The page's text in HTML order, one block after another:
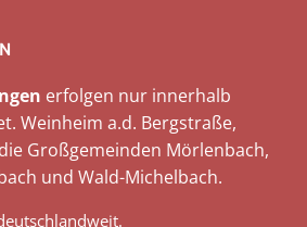
erfolgen nur innerhalb
Weinheim a.d. Bergstraße,
Großgemeinden Mörlenbach,
und Wald-Michelbach.